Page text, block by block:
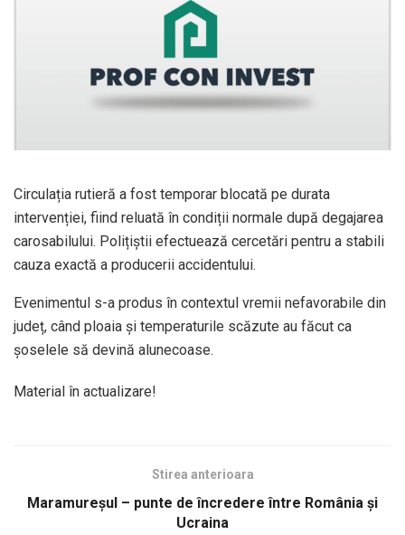
Circulația rutieră a fost temporar blocată pe durata
intervenției, fiind reluată în condiții normale după degajarea
carosabilului. Polițiștii efectuează cercetări pentru a stabili
cauza exactă a producerii accidentului.
Evenimentul s-a produs în contextul vremii nefavorabile din
județ, când ploaia și temperaturile scăzute au făcut ca
șoselele să devină alunecoase.
Material în actualizare!
Stirea anterioara
Maramureșul – punte de încredere între România și
Ucraina